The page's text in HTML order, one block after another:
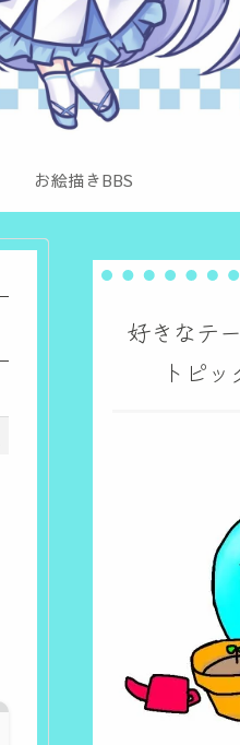
お絵描きBBS
好きなテ
トピ